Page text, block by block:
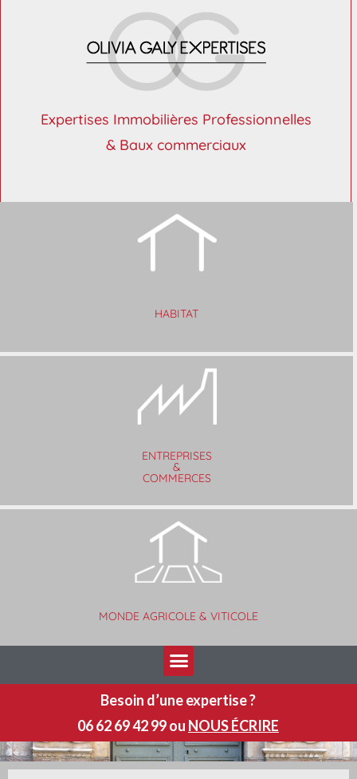
Expertises Immobilières Professionnelles
& Baux commerciaux
HABITAT
ENTREPRISES
&
COMMERCES
MONDE AGRICOLE & VITICOLE
Besoin d’une expertise ?
06 62 69 42 99 ou NOUS ÉCRIRE